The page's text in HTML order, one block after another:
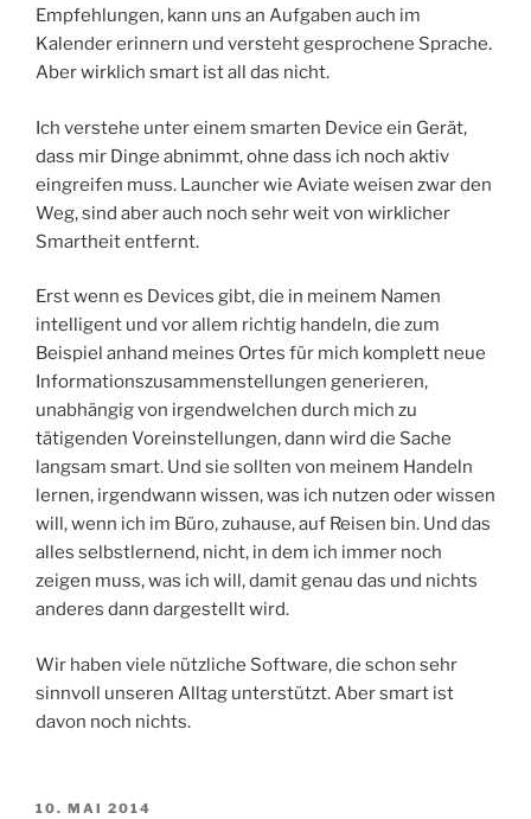
Empfehlungen, kann uns an Aufgaben auch im
Kalender erinnern und versteht gesprochene Sprache.
Aber wirklich smart ist all das nicht.
Ich verstehe unter einem smarten Device ein Gerät,
dass mir Dinge abnimmt, ohne dass ich noch aktiv
eingreifen muss. Launcher wie Aviate weisen zwar den
Weg, sind aber auch noch sehr weit von wirklicher
Smartheit entfernt.
Erst wenn es Devices gibt, die in meinem Namen
intelligent und vor allem richtig handeln, die zum
Beispiel anhand meines Ortes für mich komplett neue
Informationszusammenstellungen generieren,
unabhängig von irgendwelchen durch mich zu
tätigenden Voreinstellungen, dann wird die Sache
langsam smart. Und sie sollten von meinem Handeln
lernen, irgendwann wissen, was ich nutzen oder wissen
will, wenn ich im Büro, zuhause, auf Reisen bin. Und das
alles selbstlernend, nicht, in dem ich immer noch
zeigen muss, was ich will, damit genau das und nichts
anderes dann dargestellt wird.
Wir haben viele nützliche Software, die schon sehr
sinnvoll unseren Alltag unterstützt. Aber smart ist
davon noch nichts.
VERÖFFENTLICHT
10. MAI 2014